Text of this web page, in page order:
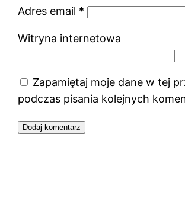
Adres email *
Witryna internetowa
Zapamiętaj moje dane w tej
podczas pisania kolejnych